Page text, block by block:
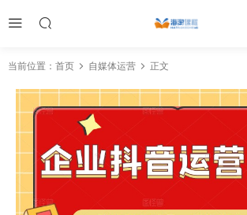
当前位置： 首页 自媒体运营 正文